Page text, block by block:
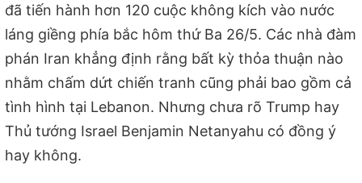
đã tiến hành hơn 120 cuộc không kích vào nước
láng giềng phía bắc hôm thứ Ba 26/5. Các nhà đàm
phán Iran khẳng định rằng bất kỳ thỏa thuận nào
nhằm chấm dứt chiến tranh cũng phải bao gồm cả
tình hình tại Lebanon. Nhưng chưa rõ Trump hay
Thủ tướng Israel Benjamin Netanyahu có đồng ý
hay không.